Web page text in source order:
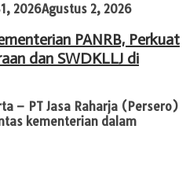
2026Agustus 2, 2026
PANRB, Perkuat
dan SWDKLLJ di
– PT Jasa Raharja (Persero)
kementerian dalam